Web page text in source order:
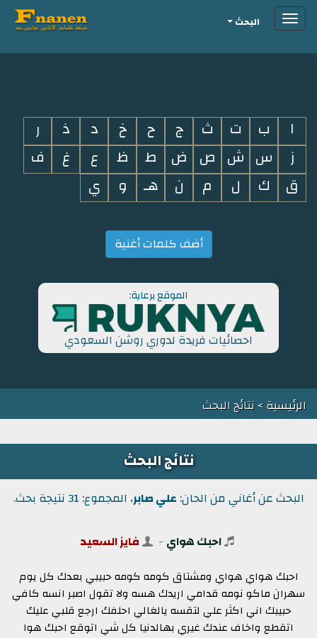
i
Toggleالبحث
ا ب ت ث ج ح خ د ذ
ر
ز
س ش ص ض ط ظ ع غ
ف
ق
ك ل م ن هـ و ي
أضف كلمات أغنية
الموقع برعاية:
احصائيات فريدة لدوري روشن السعودي
الرئيسية> نتائج البحث
نتائج البحث
البحث عن أغاني من الحان: علي صابر، المجموع: 31 نتيجة بحث.
احبك هواي - فايز السعيد
احبك هواي هواي ومشتاق كومه كومه حبيبي بعدك كل يوم
سهران ماكو نومه قدامي اريدك هسه ولا تقول اصبر انسه كافي
حبيبك اني اكثر علي لتقسه يالغالي احلفك ارجع قلبي عليك
اتقطع واخاف عندك غيري بهالدنيا كل شي اتوقع احبك هوا